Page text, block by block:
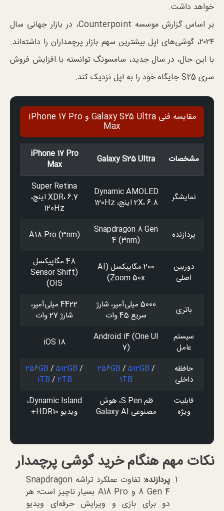
خواهد داشت.
بر اساس گزارش موسسه Counterpoint، در بازار جهانی سال
۲۰۲۴، گوشی‌های اپل بیشترین سهم بازار پرچمداران را داشته‌اند.
با این حال، در سال جدید، سامسونگ توانسته با افزایش فروش
سری S25 جایگاه خود را به اپل نزدیک کند.
مقایسه فنی Galaxy S25 Ultra و iPhone 17 Pro
Max
مشخصات Galaxy S25 Ultra
iPhone 17 Pro
Max
نمایشگر
Dynamic AMOLED
2X، 6.8 اینچ، 120Hz
Super Retina
XDR، 6.7 اینچ،
120Hz
پردازنده
Snapdragon 8 Gen
4 (3nm)
A18 Pro (3nm)
دوربین
اصلی
200 مگاپیکسل (AI
Zoom 50x)
48 مگاپیکسل
(Sensor Shift
OIS)
باتری
5000 میلی‌آمپر، شارژ
سریع 45 وات
4422 میلی‌آمپر،
شارژ 27 وات
سیستم
عامل
Android 14 (One UI
7)
iOS 18
حافظه
داخلی
256GB / 512GB /
1TB
256GB / 512GB /
1TB / 2TB
قابلیت
ویژه
قلم S Pen، هوش
مصنوعی Galaxy AI
Dynamic Island،
ویدیو HDR10+
نکات مهم هنگام خرید گوشی پرچمدار
پردازنده:
تفاوت عملکرد تراشه Snapdragon
8 Gen 4 و A18 Pro بسیار ناچیز است؛ هر
دو برای بازی و ویرایش حرفه‌ای ویدیو